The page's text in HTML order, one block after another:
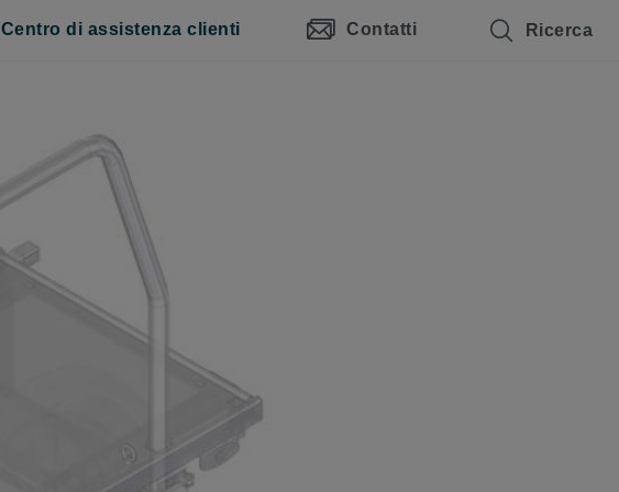
Centro di assistenza clienti Contatti Ricerca